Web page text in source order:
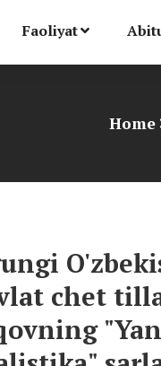
Faoliyat
Home
chet